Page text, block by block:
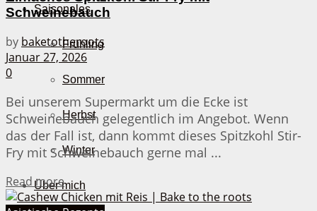
Saisonales
Frühling
Sommer
Herbst
Winter
Über mich
Schweinebauch
by baketotheroots
Januar 27, 2026
0
Bei unserem Supermarkt um die Ecke ist
Schweinebauch gelegentlich im Angebot. Wenn
das der Fall ist, dann kommt dieses Spitzkohl Stir-
Fry mit Schweinebauch gerne mal ...
Read moreDetails